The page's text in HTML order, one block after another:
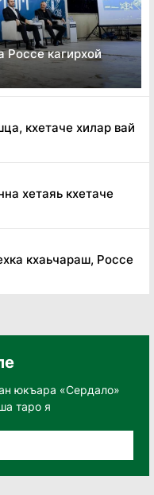
Россе кагирхой
кхетаче хилар вай
хетаяь кхетаче
кхаьчараш, Россе
юкъара «Сердало»
таро я